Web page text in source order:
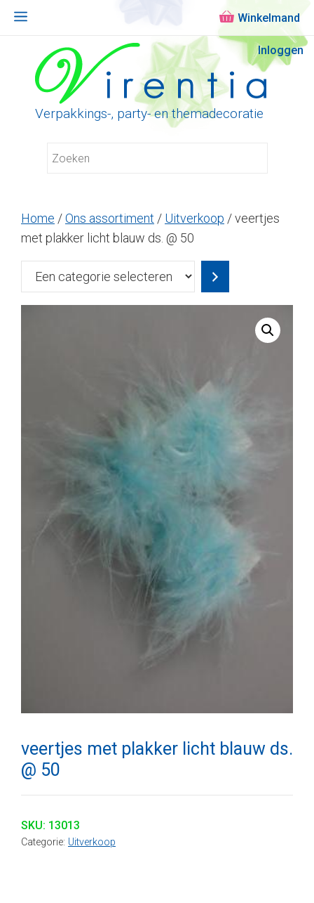
Inloggen
Verpakkings-, party- en themadecoratie
Menu
Home /Ons assortiment / Uitverkoop / veertjes
met plakker licht blauw ds. @ 50
Een
categorie
selecteren
veertjes met plakker licht blauw ds.
@ 50
SKU: 13013
Categorie: Uitverkoop